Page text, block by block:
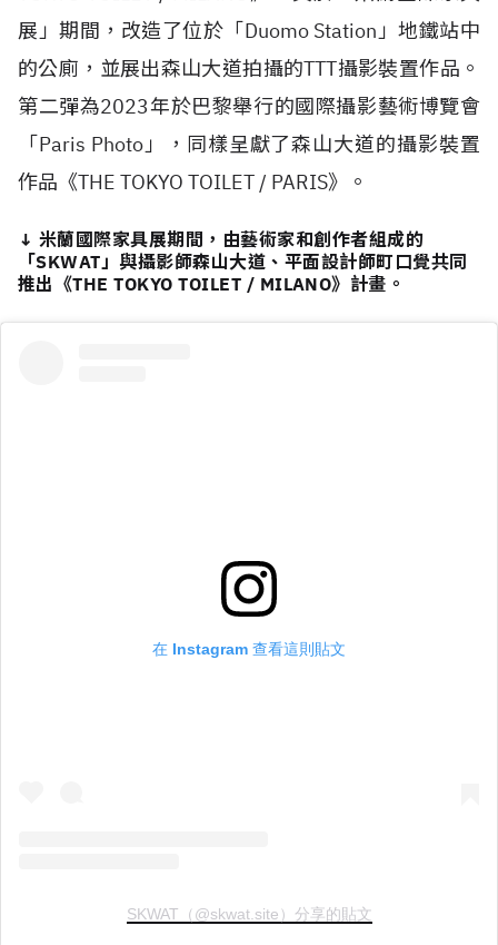
展」期間，改造了位於「Duomo Station」地鐵站中
的公廁，並展出森山大道拍攝的TTT攝影裝置作品。
第二彈為2023年於巴黎舉行的國際攝影藝術博覽會
「Paris Photo」，同樣呈獻了森山大道的攝影裝置
作品《THE TOKYO TOILET / PARIS》。
↓ 米蘭國際家具展期間，由藝術家和創作者組成的
「SKWAT」與攝影師森山大道、平面設計師町口覺共同
推出《THE TOKYO TOILET / MILANO》計畫。
在 Instagram 查看這則貼文
SKWAT（@skwat.site）分享的貼文